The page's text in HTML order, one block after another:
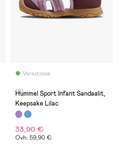
Varastossa
(0)
Hummel Sport Infant Sandaalit,
Keepsake Lilac
33,90 €
Ovh: 59,90 €